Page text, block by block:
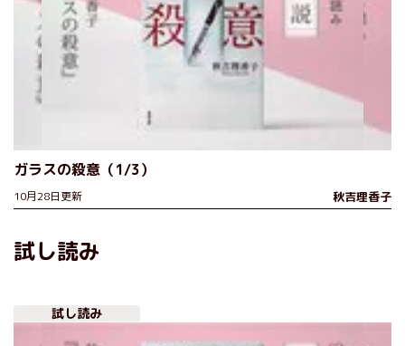
ガラスの殺意（1/3）
10月28日更新 秋吉理香子
試し読み
試し読み